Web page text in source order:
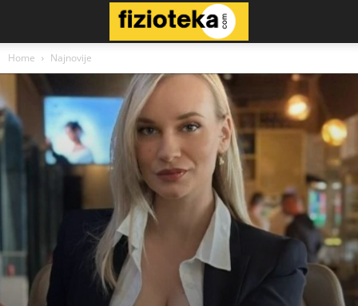
Home Najnovije